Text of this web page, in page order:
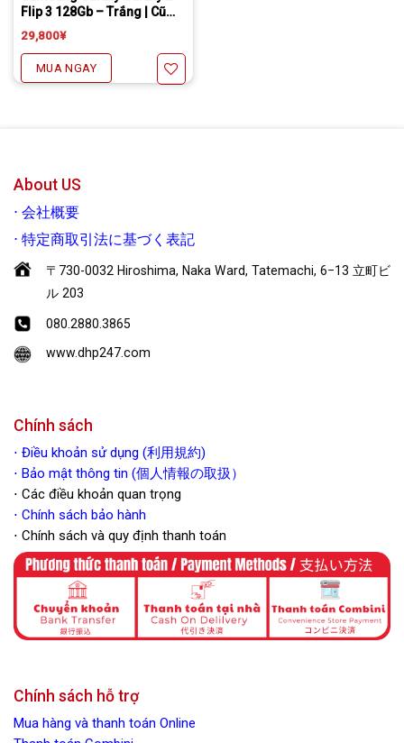
Flip 3 128Gb – Trắng | Cũ
đẹp 97% | Quốc tế.
29,800¥
MUA NGAY
About US
⋅ 会社概要
⋅ 特定商取引法に基づく表記
〒730-0032 Hiroshima, Naka Ward, Tatemachi, 6−13 立町ビ
ル 203
080.2880.3865
www.dhp247.com
Chính sách
⋅ Điều khoản sử dụng (利用規約)
⋅ Bảo mật thông tin (個人情報の取扱）
⋅ Các điều khoản quan trọng
⋅ Chính sách bảo hành
⋅ Chính sách và quy định thanh toán
Chính sách hỗ trợ
Mua hàng và thanh toán Online